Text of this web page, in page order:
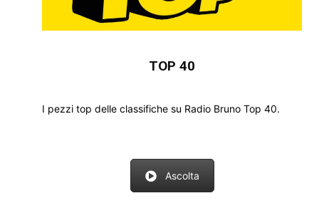
TOP 40
I pezzi top delle classifiche su Radio Bruno Top 40.
Ascolta